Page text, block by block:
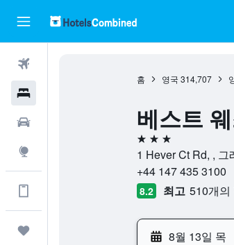
앱에서 더 많은 혜택받기
홈 영국 314,707
베스트
3성급
1 Hever Ct Rd, ,
+44 147 435 3100
8.2 최고 510개의
8월 13일 목